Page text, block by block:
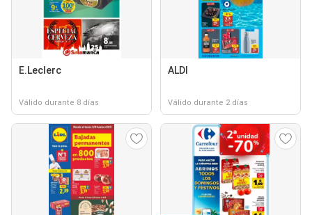
E.Leclerc
Válido durante 8 días
ALDI
Válido durante 2 días